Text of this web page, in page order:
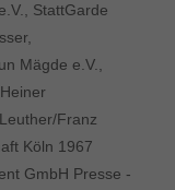
StattGarde
Mägde e.V.,
Franz
Köln 1967
GmbH Presse -